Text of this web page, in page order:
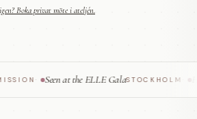
Boka privat möte i ateljén.
· Seen at the ELLE GalaSTOCKHOLM ·